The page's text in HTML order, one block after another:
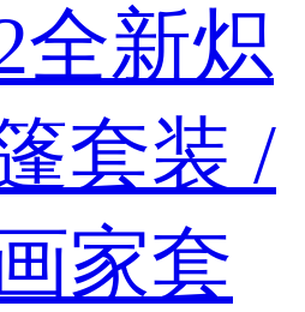
全新炽
套装 /
家套